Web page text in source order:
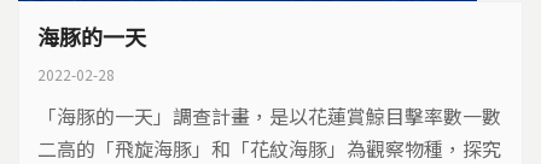
海豚的一天
2022-02-28
「海豚的一天」調查計畫，是以花蓮賞鯨目擊率數一數
二高的「飛旋海豚」和「花紋海豚」為觀察物種，探究